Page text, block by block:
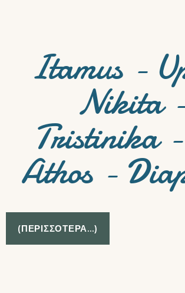
Itamus -
Nikita
Tristinika
Athos -
(ΠΕΡΙΣΣΌΤΕΡΑ…)